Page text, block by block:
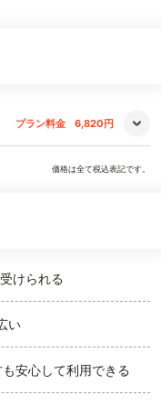
プラン料金 6,820円
価格は全て税込表記です。
けられる
い
安心して利用できる